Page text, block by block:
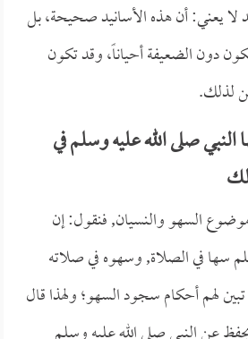
يعني: أن هذه الأسانيد صحيحة، بل
دون الضعيفة أحياناً، وقد تكون
لذلك.
النبي صلى الله عليه وسلم في
السهو والنسيان, فنقول: إن
سها في الصلاة, وسهوه في صلاته
لهم أحكام سجود السهو؛ ولهذا قال